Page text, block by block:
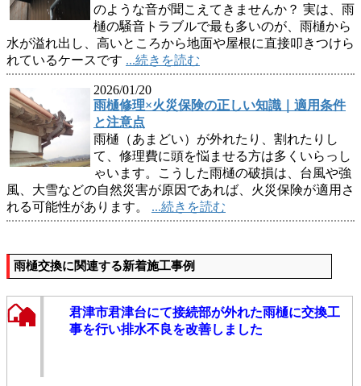
のような音が聞こえてきませんか？ 実は、雨
樋の騒音トラブルで最も多いのが、雨樋から
水が溢れ出し、高いところから地面や屋根に直接叩きつけら
れているケースです ...続きを読む
2026/01/20
雨樋修理×火災保険の正しい知識｜適用条件
と注意点
雨樋（あまどい）が外れたり、割れたりし
て、修理費に頭を悩ませる方は多くいらっし
ゃいます。こうした雨樋の破損は、台風や強
風、大雪などの自然災害が原因であれば、火災保険が適用さ
れる可能性があります。 ...続きを読む
雨樋交換に関連する新着施工事例
君津市君津台にて接続部が外れた雨樋に交換工
事を行い排水不良を改善しました